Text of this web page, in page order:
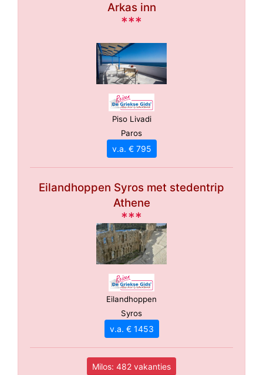
Arkas inn
***
Piso Livadi
Paros
v.a. € 795
Eilandhoppen Syros met stedentrip
Athene
***
Eilandhoppen
Syros
v.a. € 1453
Milos: 482 vakanties